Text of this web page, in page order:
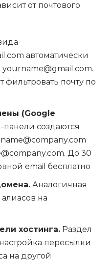
от почтового
автоматически
yourname@gmail.com.
фильтровать почту по
(Google
создаются
До 30
email бесплатно
Аналогичная
на
хостинга. Раздел
пересылки
на другой